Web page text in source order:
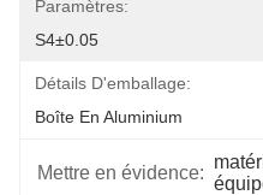
Paramètres:
S4±0.05
Détails D'emballage:
Boîte En Aluminium
Mettre en évidence: